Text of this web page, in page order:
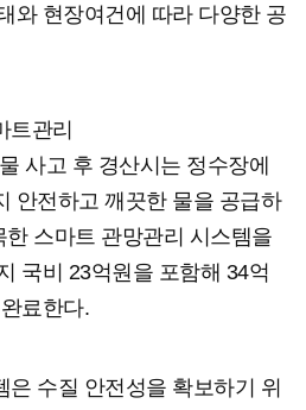
와 현장여건에 따라 다양한 공
관리
사고 후 경산시는 정수장에
안전하고 깨끗한 물을 공급하
스마트 관망관리 시스템을
국비 23억원을 포함해 34억
료한다.
수질 안전성을 확보하기 위